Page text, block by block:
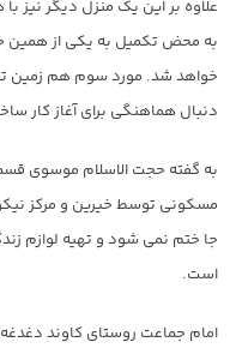
علاوه بر این یک منزل دیگر
خواهد شد. مورد سوم هم زمین
دنبال هماهنگی برای آغاز کار
به گفته حجت الاسلام موسوی
مسکونی توسط خیرین و مرکز
جا ختم نمی شود و تهیه لوازم
است.
امام جماعت روستای کاوند